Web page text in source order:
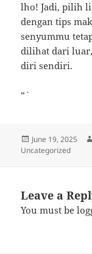
lho! Jadi, pilih
dengan tips
senyummu
dilihat dari
diri sendiri.
“`
Posted
on
June 19, 2025
Uncategorized
Leave a
You must be